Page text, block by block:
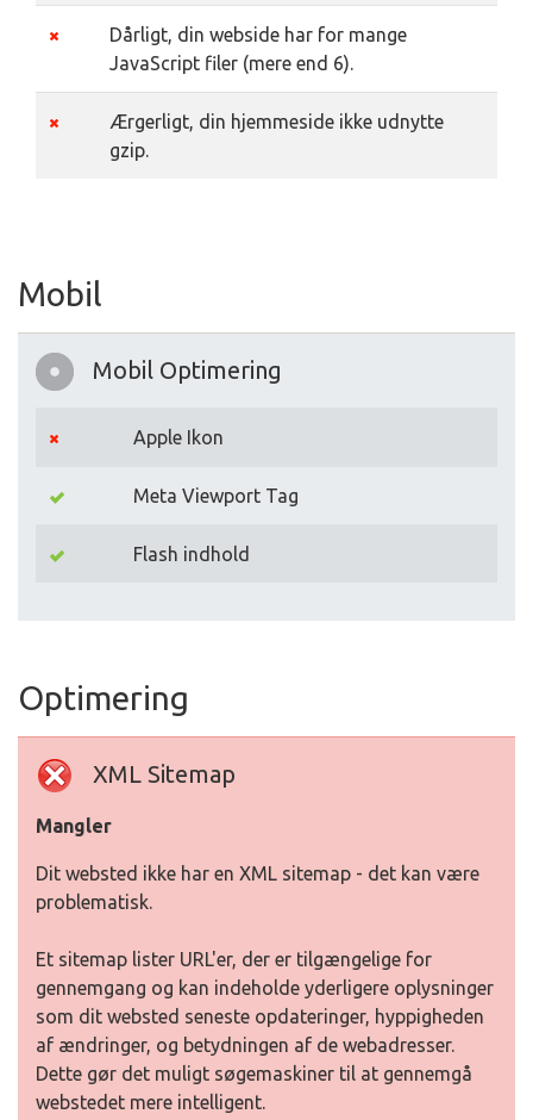
Dårligt, din webside har for mange
JavaScript filer (mere end 6).
Ærgerligt, din hjemmeside ikke udnytte
gzip.
Mobil
Mobil Optimering
Apple Ikon
Meta Viewport Tag
Flash indhold
Optimering
XML Sitemap
Mangler
Dit websted ikke har en XML sitemap - det kan være
problematisk.
Et sitemap lister URL'er, der er tilgængelige for
gennemgang og kan indeholde yderligere oplysninger
som dit websted seneste opdateringer, hyppigheden
af ændringer, og betydningen af de webadresser.
Dette gør det muligt søgemaskiner til at gennemgå
webstedet mere intelligent.